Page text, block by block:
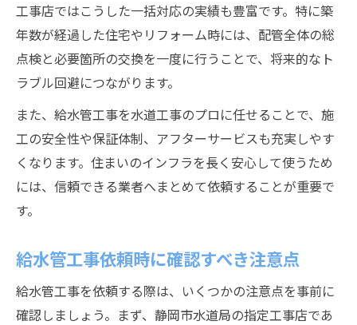
工事店ではこうした一括対応の実績も豊富です。特に築
年数が経過した住宅やリフォーム時には、配管全体の総
点検と必要箇所の交換を一度に行うことで、将来的なト
ラブル回避につながります。
また、給水管工事を水道工事のプロに任せることで、施
工の安全性や保証体制、アフターサービスも充実しやす
くなります。住まいのインフラを長く安心して使うため
には、信頼できる業者へまとめて依頼することが重要で
す。
給水管工事依頼時に確認すべき注意点
給水管工事を依頼する際は、いくつかの注意点を事前に
確認しましょう。まず、静岡市水道局の指定工事店であ